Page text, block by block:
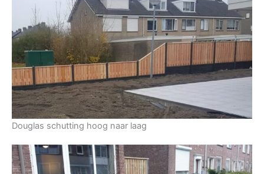
Douglas schutting hoog naar laag